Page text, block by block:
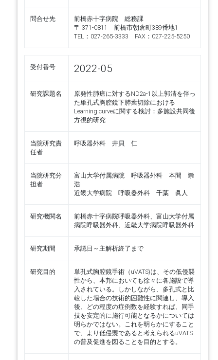
問合せ先
前橋赤十字病院 総務課
〒.371-0811 前橋市朝倉町389番地1
TEL：027-265-3333 FAX：027-225-5250
受付番号 2022-05
研究課題名
原発性肺癌に対するND2a-1以上郭清を伴っ
た単孔式胸腔鏡下肺葉切除における
Learning curveに関する検討：多施設共同後
方視的研究
当院研究責
任者
呼吸器外科 井貝 仁
当院研究分
担者
富山大学付属病院 呼吸器外科 本間 崇
浩
近畿大学病院 呼吸器外科 千葉 眞人
研究機関名
前橋赤十字病院呼吸器外科、富山大学付属
病院呼吸器外科、近畿大学病院呼吸器外科
研究期間 承認日～主解析終了まで
研究目的
単孔式胸腔鏡手術（uVATS)は、その低侵襲
性から、本邦においても徐々に各施設で導
入されている。しかしながら、多孔式と比
較した場合の技術的困難性に関連し、導入
後、どの程度の症例数を経験すれば、同手
技を安定的に施行可能となるかについては
明らかではない。これを明らかにすること
で、より低侵襲であると考えられるuVATS
の普及促進を図ることを目的とする。